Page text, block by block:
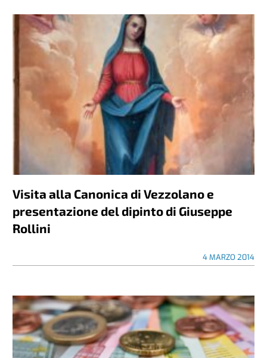
Visita alla Canonica di Vezzolano e
presentazione del dipinto di Giuseppe
Rollini
4 MARZO 2014